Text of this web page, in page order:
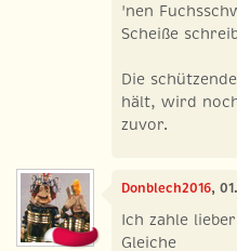
'nen
Scheiße
Die
hält, wird
zuvor.
Donblech2016,
Ich zahle
Gleiche